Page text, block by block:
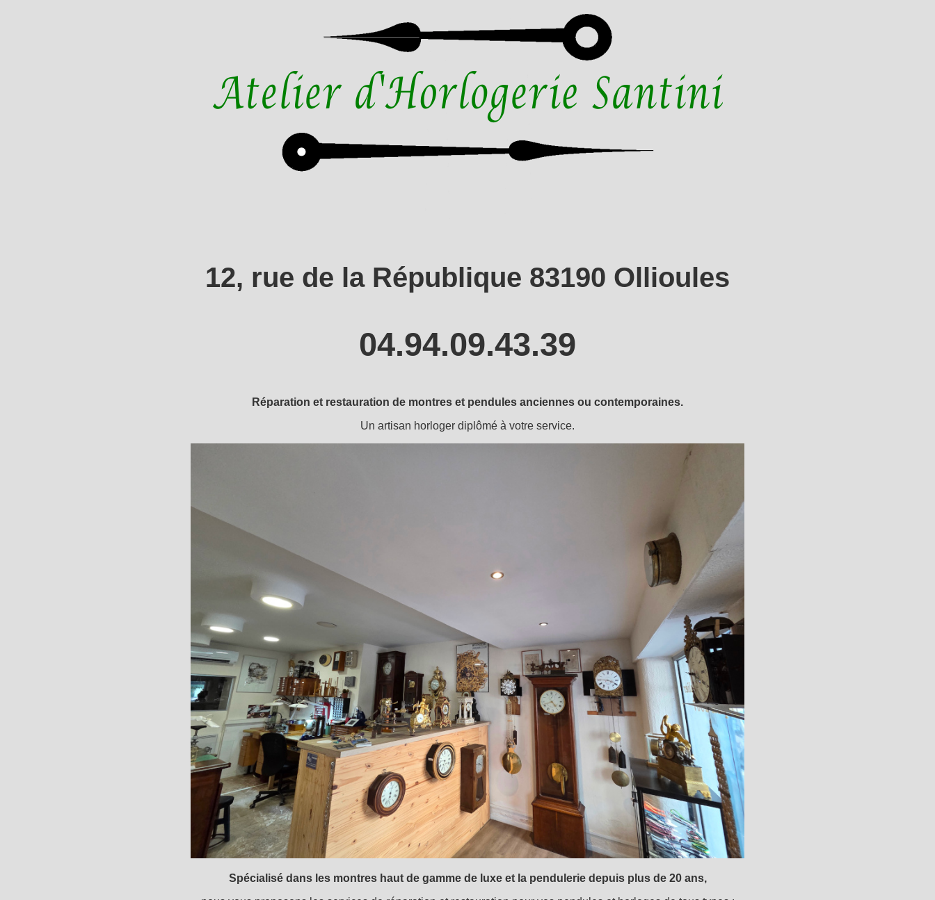
12, rue de la République 83190 Ollioules
04.94.09.43.39
Réparation et restauration de montres et pendules anciennes ou contemporaines.
Un artisan horloger diplômé à votre service.
Spécialisé dans les montres haut de gamme de luxe et la pendulerie depuis plus de 20 ans,